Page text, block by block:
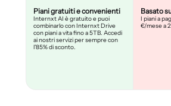
Piani gratuiti e convenienti
Internxt AI è gratuito e puoi
combinarlo con Internxt Drive
con piani a vita fino a 5TB. Accedi
ai nostri servizi per sempre con
l'85% di sconto.
Basato
I piani a
€/mese a